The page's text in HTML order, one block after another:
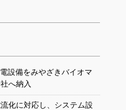
設備をみやざきバイオマ
へ納入
化に対応し、システム設